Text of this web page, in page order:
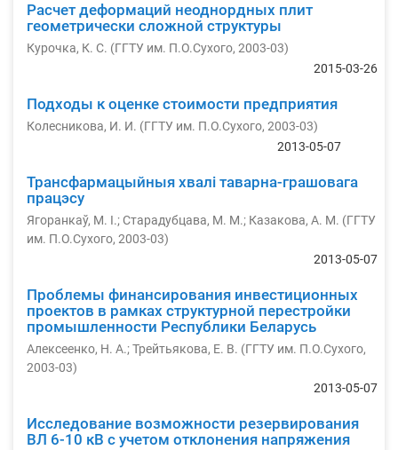
Расчет деформаций неоднордных плит
геометрически сложной структуры
Курочка, К. С. (ГГТУ им. П.О.Сухого, 2003-03)
2015-03-26
Подходы к оценке стоимости предприятия
Колесникова, И. И. (ГГТУ им. П.О.Сухого, 2003-03)
2013-05-07
Трансфармацыйныя хвалі таварна-грашовага
працэсу
Ягоранкаў, М. І.;Старадубцава, М. М.; Казакова, А. М. (ГГТУ
им. П.О.Сухого, 2003-03)
2013-05-07
Проблемы финансирования инвестиционных
проектов в рамках структурной перестройки
промышленности Республики Беларусь
Алексеенко, Н. А.;Трейтьякова, Е. В. (ГГТУ им. П.О.Сухого,
2003-03)
2013-05-07
Исследование возможности резервирования
ВЛ 6-10 кВ с учетом отклонения напряжения